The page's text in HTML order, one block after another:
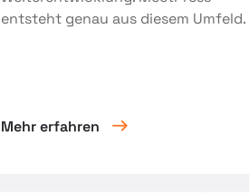
entsteht genau aus diesem Umfeld.
Mehr erfahren